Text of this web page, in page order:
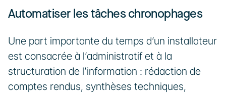
Automatiser les tâches chronophages
Une part importante du temps d’un installateur
est consacrée à l’administratif et à la
structuration de l’information : rédaction de
comptes rendus, synthèses techniques,